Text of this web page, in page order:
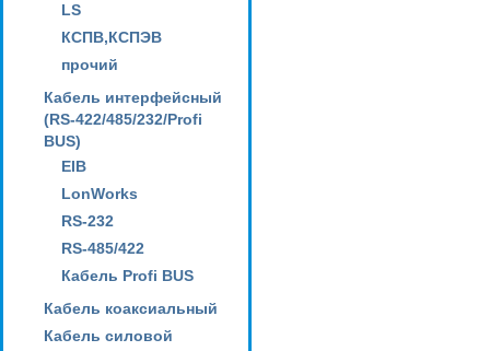
LS
КСПВ,КСПЭВ
прочий
Кабель интерфейсный
(RS-422/485/232/Profi
BUS)
EIB
LonWorks
RS-232
RS-485/422
Кабель Profi BUS
Кабель коаксиальный
Кабель силовой